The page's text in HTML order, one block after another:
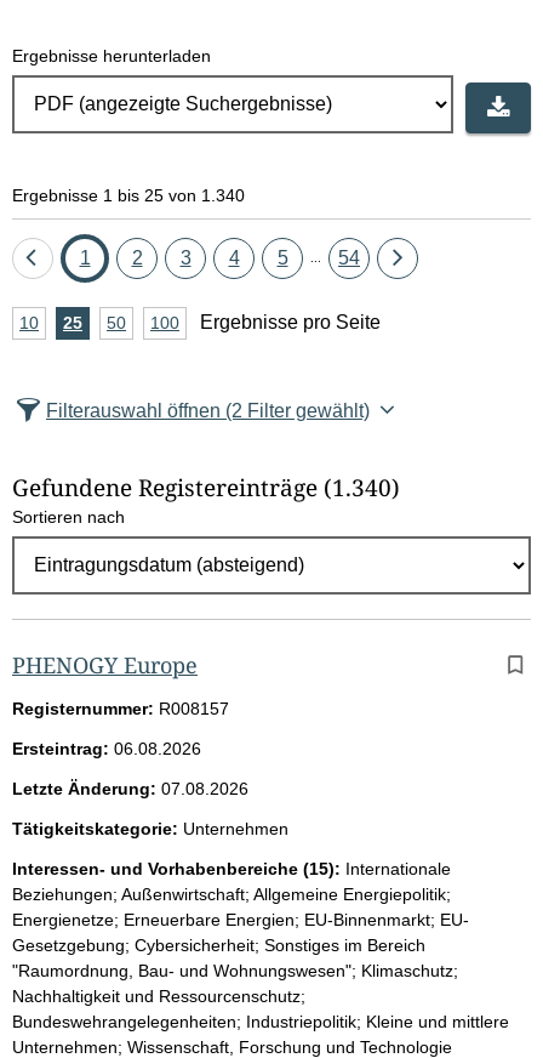
Ergebnisse herunterladen
Ergebnisse 1 bis 25 von 1.340
Eine
zurück
Seite
1 Seite
2 Seite
3 Seite
4 Seite
5 Seite
54
Eine
A
z
l
E
g
e
b
n
s
s
e
p
r
o
S
e
i
10Ergebnisse
25Ergebnisse
50Ergebnisse
100Ergebnisse
Ergebnisse pro Seite
Filterauswahl öffnen (2 Filter gewählt)
Gefundene Registereinträge (1.340)
Sortieren nach
PHENOGY Europe
Registernummer: R008157
Ersteintrag: 06.08.2026
Letzte Änderung: 07.08.2026
Tätigkeitskategorie: Unternehmen
Interessen- und Vorhabenbereiche (15): Internationale
Beziehungen; Außenwirtschaft; Allgemeine Energiepolitik;
Energienetze; Erneuerbare Energien; EU-Binnenmarkt; EU-
Gesetzgebung; Cybersicherheit; Sonstiges im Bereich
"Raumordnung, Bau- und Wohnungswesen"; Klimaschutz;
Nachhaltigkeit und Ressourcenschutz;
Bundeswehrangelegenheiten; Industriepolitik; Kleine und mittlere
Unternehmen; Wissenschaft, Forschung und Technologie